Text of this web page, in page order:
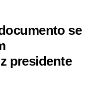
se
presidente